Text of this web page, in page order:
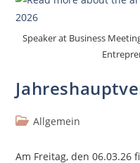
Speaker at Business
Allgemein
Am Freitag, den 06.03.26